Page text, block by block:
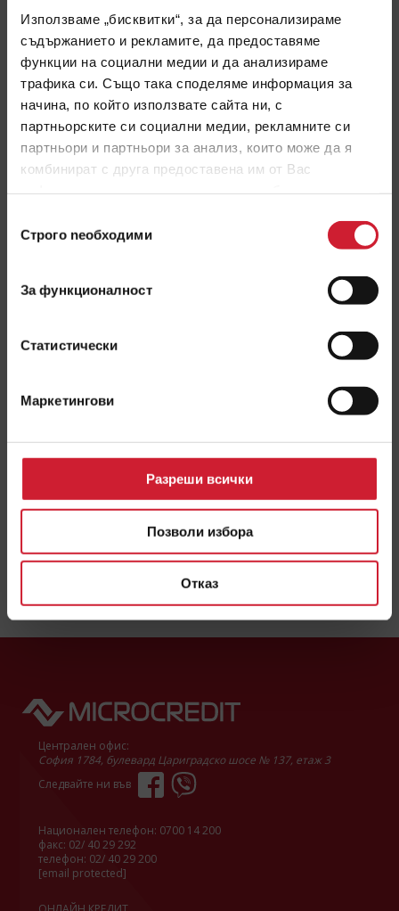
Използваме „бисквитки“, за да персонализираме
съдържанието и рекламите, да предоставяме
функции на социални медии и да анализираме
трафика си. Също така споделяме информация за
начина, по който използвате сайта ни, с
партньорските си социални медии, рекламните си
партньори и партньори за анализ, които може да я
комбинират с друга предоставена им от Вас
наСтрого nеобходими
За функционалност
Статистически
Маркетингови
Разреши всички
Позволи избора
Отказ
Рефинансиране на кредит - всичко което трябва
да знаем
Какви са възможностите за рефинансиране?
ПРОЧЕТИ ОЩЕ
Няколко съвета как да подобрите кредитното си досие, преди да
ви се наложи да вземете следващия бърз кредит.
ПРОЧЕТИ ОЩЕ
Централен офис:
София 1784, булевард Цариградско шосе № 137, етаж 3
Следвайте ни във
Национален телефон: 0700 14 200
факс: 02/ 40 29 292
телефон: 02/ 40 29 200
[email protected]